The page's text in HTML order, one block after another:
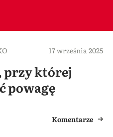
17 września 2025
przy której
powagę
Komentarze